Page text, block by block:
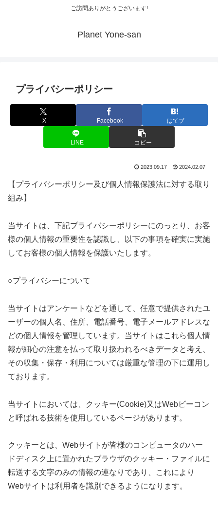
ご訪問ありがとうございます!
Planet Yone-san
プライバシーポリシー
X Facebook はてブ
LINE コピー
2023.09.17 2024.02.07
【プライバシーポリシー及び個人情報保護法に対する取り
組み】
当サイトは、下記プライバシーポリシーにのっとり、お客
様の個人情報の重要性を認識し、以下の事項を確実に実施
してお客様の個人情報を保護いたします。
○プライバシーについて
当サイトはアンケートなどを通して、任意で提供されたユ
ーザーの個人名、住所、電話番号、電子メールアドレスな
どの個人情報を管理しています。当サイトはこれら個人情
報が細心の注意を払って取り扱われるべきデータと考え、
その収集・保存・利用については厳重な管理の下に運用し
ております。
当サイトにおいては、クッキー(Cookie)又はWebビーコン
と呼ばれる技術を使用しているページがあります。
クッキーとは、Webサイトが皆様のコンピュータのハー
ドディスク上に置かれたブラウザのクッキー・ファイルに
転送する文字のみの情報の連なりであり、これにより
Webサイトは利用者を識別できるようになります。